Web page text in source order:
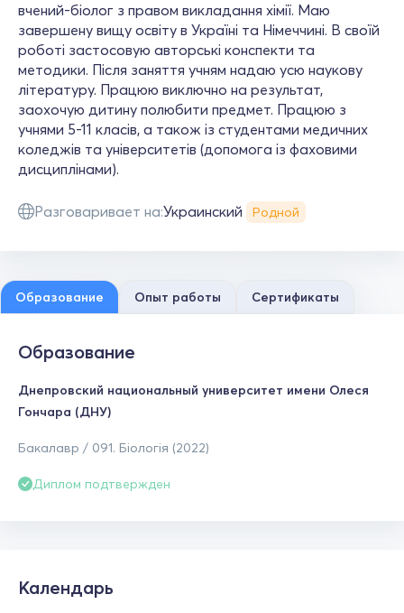
вчений-біолог з правом викладання хімії. Маю
завершену вищу освіту в Україні та Німеччині. В своїй
роботі застосовую авторські конспекти та
методики. Після заняття учням надаю усю наукову
літературу. Працюю виключно на результат,
заохочую дитину полюбити предмет. Працюю з
учнями 5-11 класів, а також із студентами медичних
коледжів та університетів (допомога із фаховими
дисциплінами).
Разговаривает на:Украинский Родной
Образование Опыт работы Сертификаты
Образование
Днепровский национальный университет имени Олеся
Гончара (ДНУ)
Бакалавр / 091. Біологія (2022)
Диплом подтвержден
Календарь